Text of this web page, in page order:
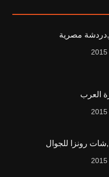
مصرية
العرب
رونزا للجوال